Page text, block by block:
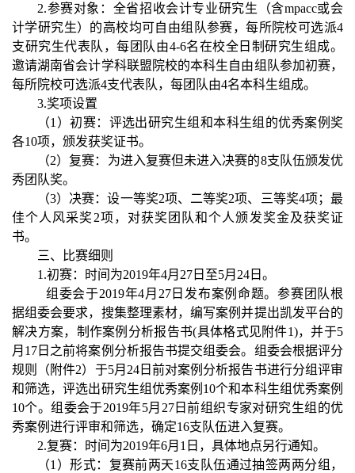
2.参赛对象：全省招收会计专业研究生（含mpacc或会
计学研究生）的高校均可自由组队参赛，每所院校可选派4
支研究生代表队，每团队由4-6名在校全日制研究生组成。
邀请湖南省会计学科联盟院校的本科生自由组队参加初赛，
每所院校可选派4支代表队，每团队由4名本科生组成。
3.奖项设置
（1）初赛：评选出研究生组和本科生组的优秀案例奖
各10项，颁发获奖证书。
（2）复赛：为进入复赛但未进入决赛的8支队伍颁发优
秀团队奖。
（3）决赛：设一等奖2项、二等奖2项、三等奖4项；最
佳个人风采奖2项，对获奖团队和个人颁发奖金及获奖证
书。
三、比赛细则
1.初赛：时间为2019年4月27日至5月24日。
组委会于2019年4月27日发布案例命题。参赛团队根
据组委会要求，搜集整理素材，编写案例并提出凯发平台的
解决方案，制作案例分析报告书(具体格式见附件1)，并于5
月17日之前将案例分析报告书提交组委会。组委会根据评分
规则（附件2）于5月24日前对案例分析报告书进行分组评审
和筛选，评选出研究生组优秀案例10个和本科生组优秀案例
10个。组委会于2019年5月27日前组织专家对研究生组的优
秀案例进行评审和筛选，确定16支队伍进入复赛。
2.复赛：时间为2019年6月1日，具体地点另行通知。
（1）形式：复赛前两天16支队伍通过抽签两两分组，